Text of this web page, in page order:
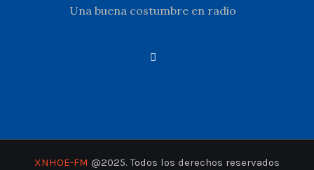
Una buena costumbre en radio
XNHOE-FM @2025. Todos los derechos reservados